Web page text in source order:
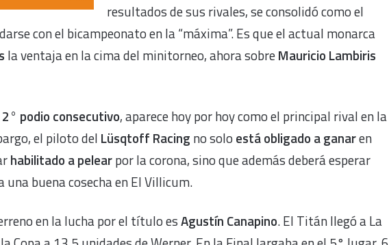
resultados de sus rivales, se consolidó como el
con el bicampeonato en la “máxima”. Es que el actual monarca
la ventaja en la cima del minitorneo, ahora sobreMauricio Lambiris
2° podio consecutivo, aparece hoy por hoy como el principal rival en la
el piloto del Lüsqtoff Racing no solo está obligado a ganaren
habilitado a pelearpor la corona, sino que además deberá esperar
buena cosecha en El Villicum.
en la lucha por el título esAgustín Canapino. El Titán llegó a La